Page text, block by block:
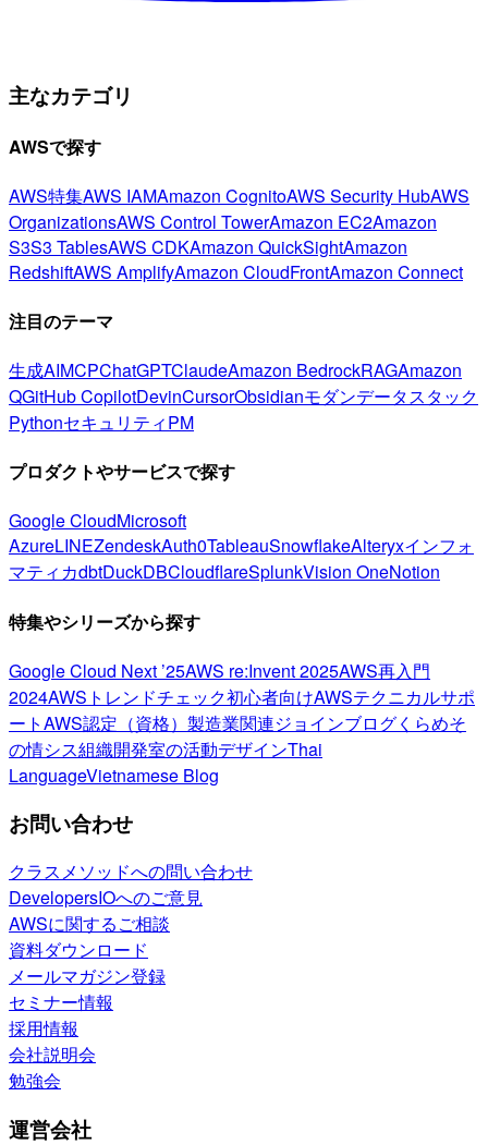
主なカテゴリ
AWSで探す
AWS特集AWS IAMAmazon CognitoAWS Security HubAWS
OrganizationsAWS Control TowerAmazon EC2Amazon
S3S3 TablesAWS CDKAmazon QuickSightAmazon
RedshiftAWS AmplifyAmazon CloudFrontAmazon Connect
注目のテーマ
生成AIMCPChatGPTClaudeAmazon BedrockRAGAmazon
QGitHub CopilotDevinCursorObsidianモダンデータスタック
PythonセキュリティPM
プロダクトやサービスで探す
Google CloudMicrosoft
AzureLINEZendeskAuth0TableauSnowflakeAlteryxインフォ
マティカdbtDuckDBCloudflareSplunkVision OneNotion
特集やシリーズから探す
Google Cloud Next ’25AWS re:Invent 2025AWS再入門
2024AWSトレンドチェック初心者向けAWSテクニカルサポ
ートAWS認定（資格） 製造業関連ジョインブログくらめそ
の情シス組織開発室の活動デザインThai
LanguageVietnamese Blog
お問い合わせ
クラスメソッドへの問い合わせ
DevelopersIOへのご意見
AWSに関するご相談
資料ダウンロード
メールマガジン登録
セミナー情報
採用情報
会社説明会
勉強会
運営会社